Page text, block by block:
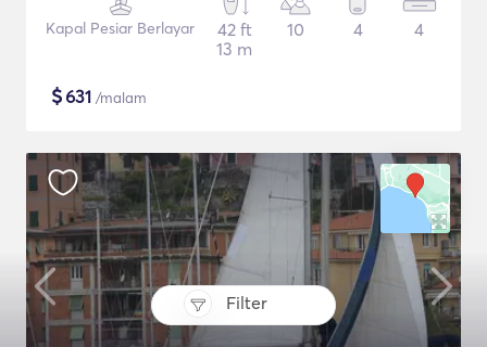
Filter
Kapal Pesiar Berlayar
42 ft
13 m
10 4 4
$631 /malam